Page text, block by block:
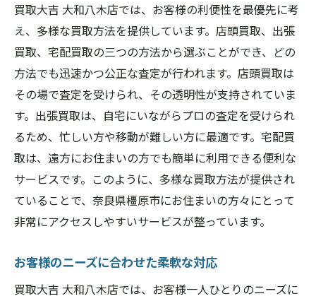
買取大吉 大和八木店では、お客様の利便性を最優先に考
え、多様な買取方法を提供しています。店頭買取、出張
買取、宅配買取の三つの方法から選ぶことができ、どの
方法でも迅速かつ公正な査定が行われます。店頭買取は
その場で査定を受けられ、その透明性が支持されていま
す。出張買取は、自宅にいながらプロの査定を受けられ
るため、忙しい方や移動が難しい方に最適です。宅配買
取は、遠方にお住まいの方でも簡単に利用できる便利な
サービスです。このように、多様な買取方法が提供され
ていることで、奈良県橿原市にお住まいの方々にとって
非常にアクセスしやすいサービスが整っています。
お客様のニーズに合わせた柔軟な対応
買取大吉 大和八木店では、お客様一人ひとりのニーズに